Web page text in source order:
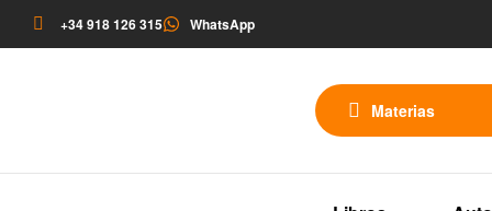
+34 918 126 315 WhatsApp
Materias